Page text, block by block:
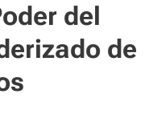
del
de